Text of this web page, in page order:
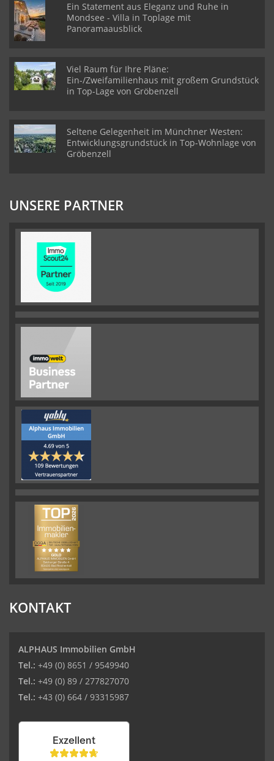
Ein Statement aus Eleganz und Ruhe in
Mondsee - Villa in Toplage mit
Panoramaausblick
Viel Raum für Ihre Pläne:
Ein-/Zweifamilienhaus mit großem Grundstück
in Top-Lage von Gröbenzell
Seltene Gelegenheit im Münchner Westen:
Entwicklungsgrundstück in Top-Wohnlage von
Gröbenzell
UNSERE PARTNER
KONTAKT
ALPHAUS Immobilien GmbH
Tel.: +49 (0) 8651 / 9549940
Tel.: +49 (0) 89 / 277827070
Tel.: +43 (0) 664 / 93315987